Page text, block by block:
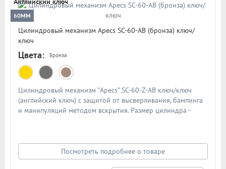
60ММ
Цилиндровый механизм Apecs SC-60-AB (бронза) ключ/
ключ
Цвета: Бронза
Цилиндровый механизм "Apecs" SC-60-Z-AB ключ/ключ
(английский ключ) с защитой от высверливания, бампинга
и манипуляций методом вскрытия. Размер цилиндра -
Посмотреть подробнее о товаре